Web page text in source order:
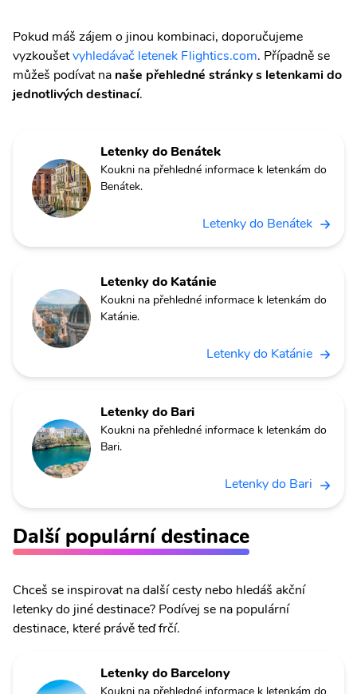
Pokud máš zájem o jinou kombinaci, doporučujeme
vyzkoušetvyhledávač letenek Flightics.com. Případně se
můžeš podívat na naše přehledné stránky s letenkami do
jednotlivých destinací.
Letenky do Benátek
Koukni na přehledné informace k letenkám do
Benátek.
Letenky do Benátek
Letenky do Katánie
Koukni na přehledné informace k letenkám do
Katánie.
Letenky do Katánie
Letenky do Bari
Koukni na přehledné informace k letenkám do
Bari.
Letenky do Bari
Další populární destinace
Chceš se inspirovat na další cesty nebo hledáš akční
letenky do jiné destinace? Podívej se na populární
destinace, které právě teď frčí.
Letenky do Barcelony
Koukni na přehledné informace k letenkám do